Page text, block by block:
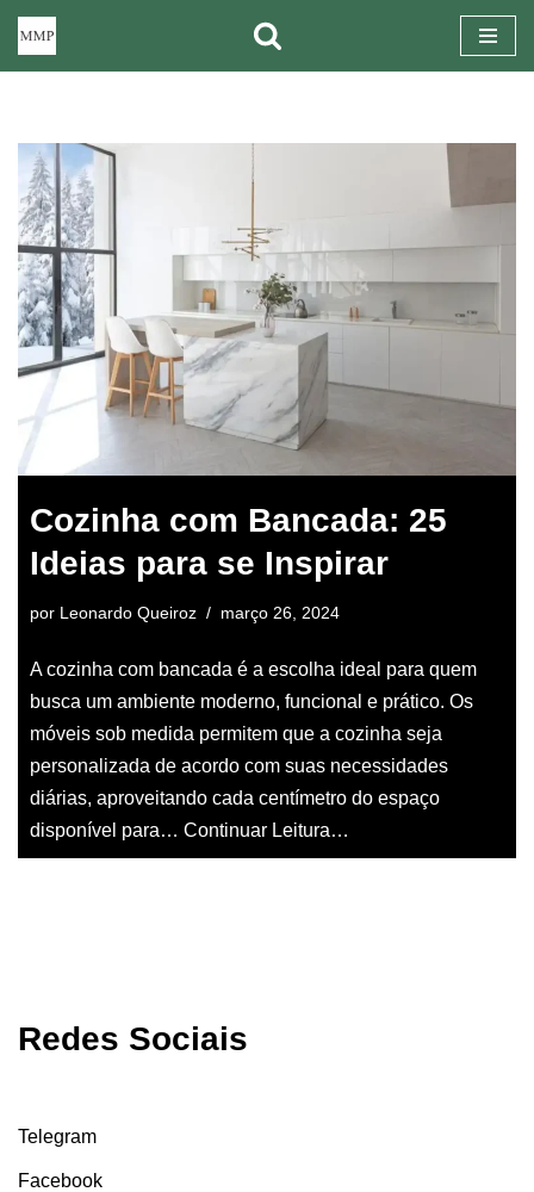
conteúdo
Cozinha com Bancada: 25
Ideias para se Inspirar
por Leonardo Queiroz março 26, 2024
A cozinha com bancada é a escolha ideal para quem
busca um ambiente moderno, funcional e prático. Os
móveis sob medida permitem que a cozinha seja
personalizada de acordo com suas necessidades
diárias, aproveitando cada centímetro do espaço
disponível para… Continuar Leitura…
Redes Sociais
Telegram
Facebook